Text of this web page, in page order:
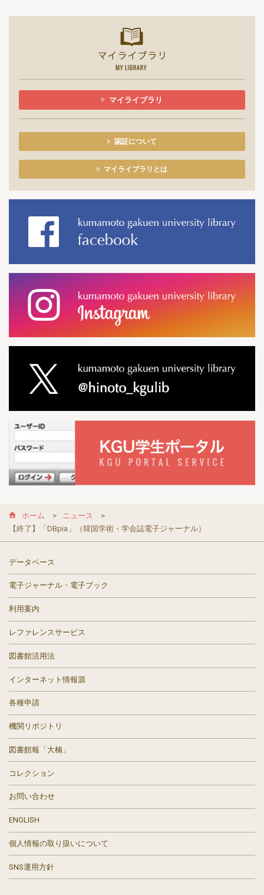
マイライブラリ
認証について
マイライブラリとは
ホーム
ニュース
【終了】「DBpia」（韓国学術・学会誌電子ジャーナル）
データベース
電子ジャーナル・電子ブック
利用案内
レファレンスサービス
図書館活用法
インターネット情報源
各種申請
機関リポジトリ
図書館報「大楠」
コレクション
お問い合わせ
ENGLISH
個人情報の取り扱いについて
SNS運用方針